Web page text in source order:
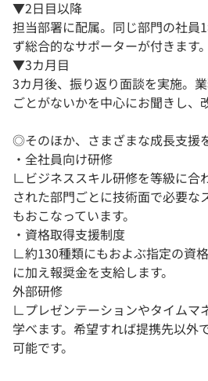
▼2日目以降
担当部署に配属。同じ部門の社員
ず総合的なサポーターが付きます。
▼3カ月目
3カ月後、振り返り面談を実施。
ごとがないかを中心にお聞きし、
◎そのほか、さまざまな成長支援
・全社員向け研修
∟ビジネススキル研修を等級に合
された部門ごとに技術面で必要な
もおこなっています。
・資格取得支援制度
∟約130種類にもおよぶ指定の資
に加え報奨金を支給します。
外部研修
∟プレゼンテーションやタイムマ
学べます。希望すれば提携先以外
可能です。